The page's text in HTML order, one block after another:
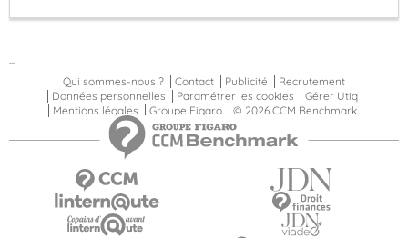
...
Qui sommes-nous ?
Contact Publicité
Recrutement
Données personnelles
Paramétrer les cookies
Gérer Utiq
Mentions légales
Groupe Figaro © 2026 CCM Benchmark